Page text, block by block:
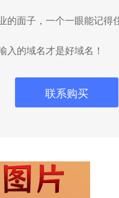
的面子，一个一眼能记得
入的域名才是好域名！
联系购买